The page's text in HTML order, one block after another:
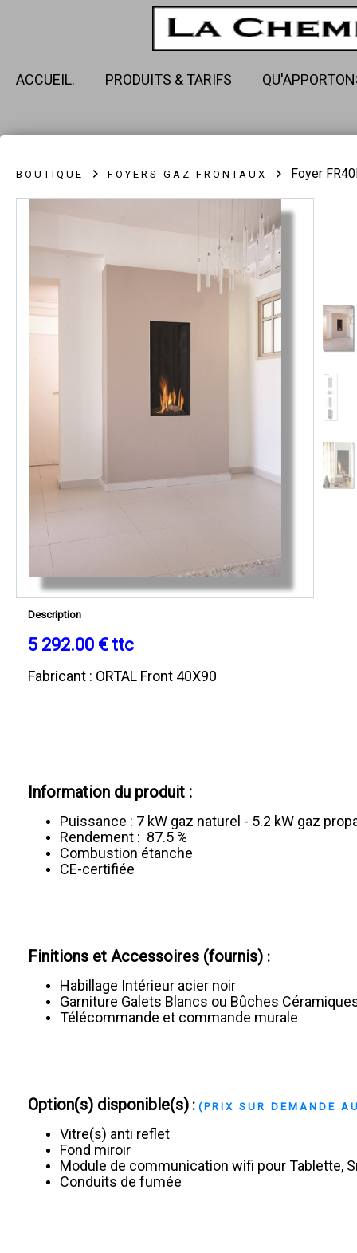
ACCUEIL. PRODUITS & TARIFS
BOUTIQUE FOYERS GAZ FRONTAUX Foyer
Description
5 292.00 € ttc
Fabricant : ORTAL Front 40X90
Information du produit :
Puissance : 7 kW gaz naturel - 5.2 kW gaz
Rendement : 87.5 %
Combustion étanche
CE-certifiée
Finitions et Accessoires (fournis) :
Habillage Intérieur acier noir
Garniture Galets Blancs ou Bûches
Télécommande et commande murale
Option(s) disponible(s) : (PRIX SUR DEMANDE
Vitre(s) anti reflet
Fond miroir
Module de communication wifi pour Tablette,
Conduits de fumée